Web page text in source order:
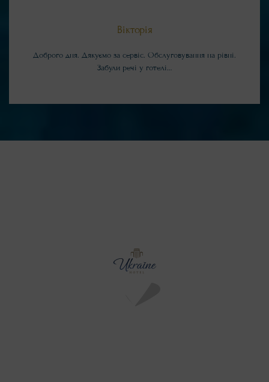
Вікторія
Доброго дня. Дякуємо за сервіс. Обслуговування на рівні.
Забули речі у готелі…